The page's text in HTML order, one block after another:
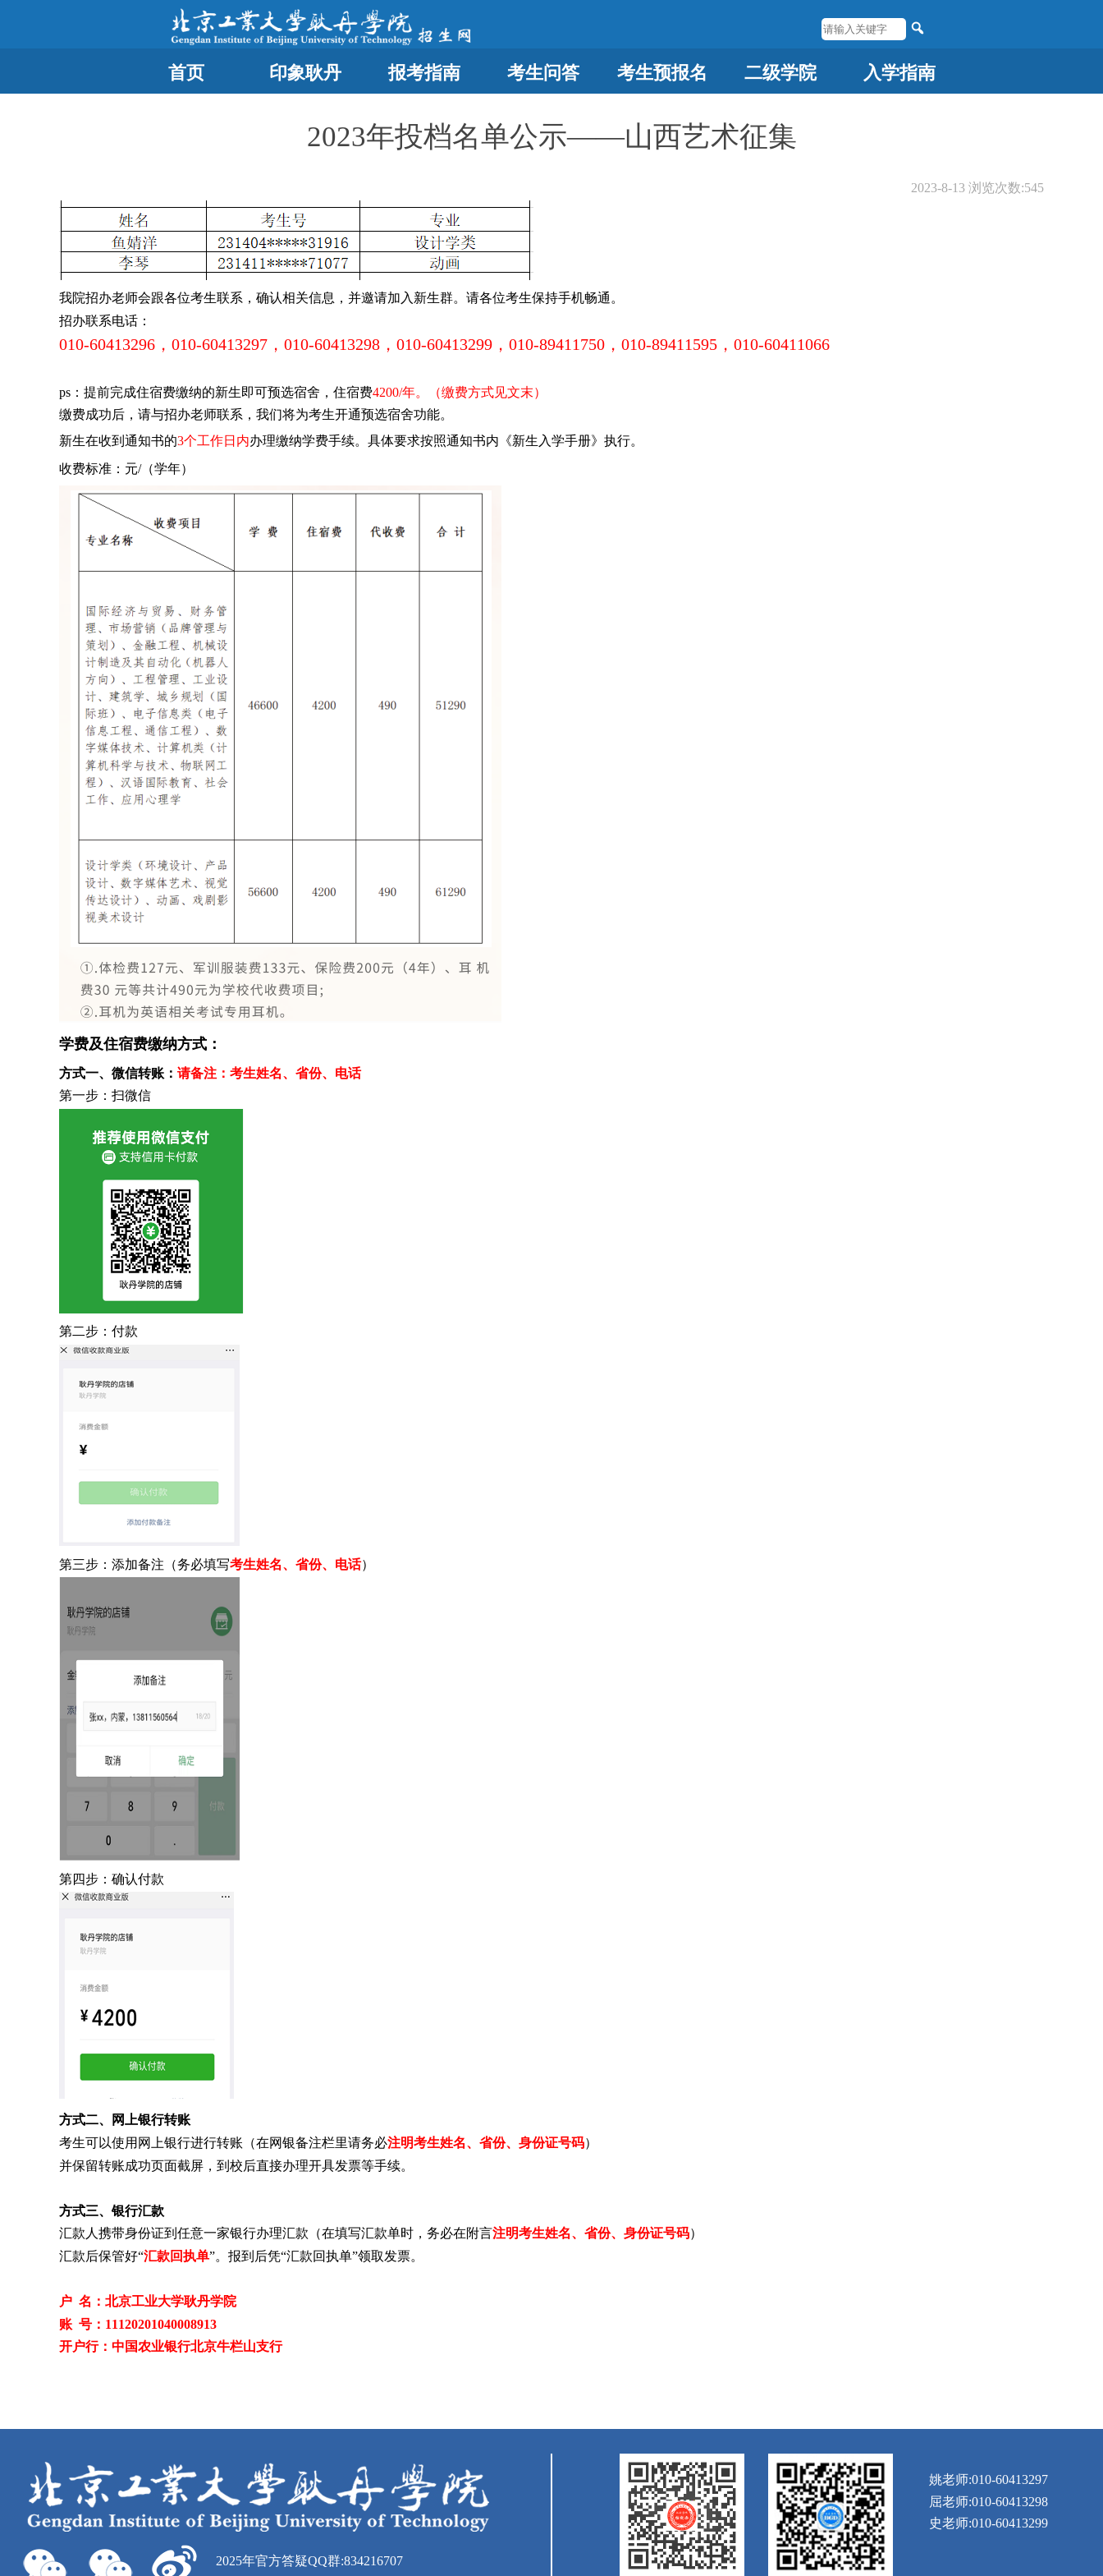
首页 印象耿丹 报考指南 考生问答 考生预报名 二级学院 入学指南
2023年投档名单公示——山西艺术征集
2023-8-13 浏览次数:545
我院招办老师会跟各位考生联系，确认相关信息，并邀请加入新生群。请各位考生保持手机畅通。
招办联系电话：
010-60413296，010-60413297，010-60413298，010-60413299，010-89411750，010-89411595，010-60411066
ps：提前完成住宿费缴纳的新生即可预选宿舍，住宿费4200/年。（缴费方式见文末）
缴费成功后，请与招办老师联系，我们将为考生开通预选宿舍功能。
新生在收到通知书的3个工作日内办理缴纳学费手续。具体要求按照通知书内《新生入学手册》执行。
收费标准：元/（学年）
学费及住宿费缴纳方式：
方式一、微信转账： 请备注：考生姓名、 省份、 电话
第一步：扫微信
第二步：付款
第三步：添加备注（务必填写考生姓名、 省份、 电话）
第四步：确认付款
方式二、网上银行转账
考生可以使用网上银行进行转账（在网银备注栏里请务必注明考生姓名、 省份、身份证号码）
并保留转账成功页面截屏，到校后直接办理开具发票等手续。
方式三、银行汇款
汇款人携带身份证到任意一家银行办理汇款（在填写汇款单时，务必在附言注明考生姓名、 省份、身份证号码）
汇款后保管好“汇款回执单”。报到后凭“汇款回执单”领取发票。
户 名：北京工业大学耿丹学院
账 号：11120201040008913
开户行：中国农业银行北京牛栏山支行
2025年官方答疑QQ群:834216707
姚老师:010-60413297
屈老师:010-60413298
史老师:010-60413299